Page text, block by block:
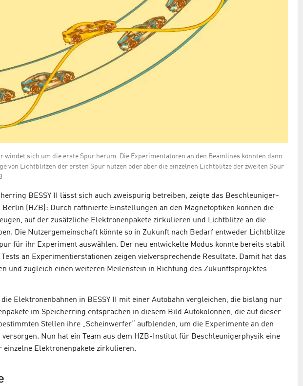
windet sich um die erste Spur herum. Die Experimentatoren an den Beamlines könnten dann
von Lichtblitzen der ersten Spur nutzen oder aber die einzelnen Lichtblitze der zweiten Spur
BESSY II lässt sich auch zweispurig betreiben, zeigte das Beschleuniger-
Berlin (HZB): Durch raffinierte Einstellungen an den Magnetoptiken können die
auf der zusätzliche Elektronenpakete zirkulieren und Lichtblitze an die
Die Nutzergemeinschaft könnte so in Zukunft nach Bedarf entweder Lichtblitze
für ihr Experiment auswählen. Der neu entwickelte Modus konnte bereits stabil
an Experimentierstationen zeigen vielversprechende Resultate. Damit hat das
und zugleich einen weiteren Meilenstein in Richtung des Zukunftsprojektes
Elektronenbahnen in BESSY II mit einer Autobahn vergleichen, die bislang nur
im Speicherring entsprächen in diesem Bild Autokolonnen, die auf dieser
Stellen ihre „Scheinwerfer“ aufblenden, um die Experimente an den
Nun hat ein Team aus dem HZB-Institut für Beschleunigerphysik eine
einzelne Elektronenpakete zirkulieren.